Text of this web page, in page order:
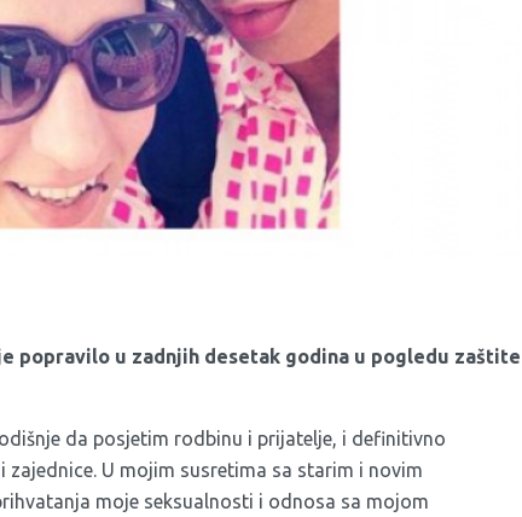
popravilo u zadnjih desetak godina u pogledu zaštite
da posjetim rodbinu i prijatelje, i definitivno
U mojim susretima sa starim i novim
moje seksualnosti i odnosa sa mojom